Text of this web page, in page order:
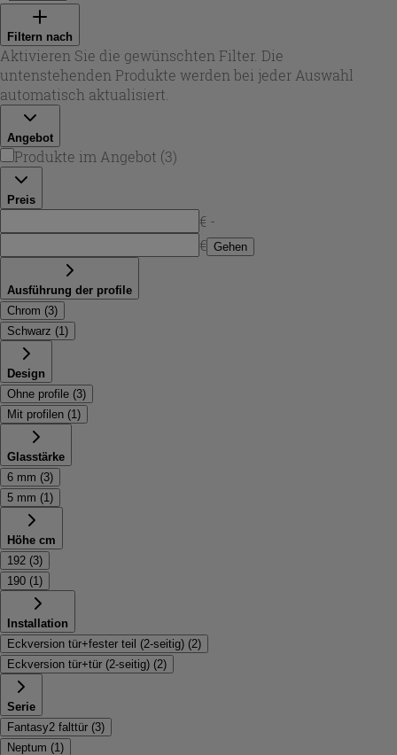
kompakte Grundrisse entwickelt wurden: Die Falttüren
lassen sich besonders praktisch bewegen und eignen sich
hervorragend, wenn vor der Dusche wenig
Bewegungsraum bleibt. Je nach Ausführung sind die
Elemente umkehrbar montierbar, sodass du die
Öffnungsrichtung flexibel an dein Bad anpassen kannst.
Filtern nach
Aktivieren Sie die gewünschten Filter. Die
untenstehenden Produkte werden bei jeder Auswahl
automatisch aktualisiert.
Angebot
Produkte im Angebot (3)
Preis
€ -
€ Gehen
Ausführung der profile
Chrom (3)
Schwarz (1 )
Design
Ohne profile (3)
Mit profilen (1 )
Glasstärke
6 mm (3)
5 mm (1 )
Höhe cm
192 (3)
190 (1 )
Installation
Eckversion tür+fester teil (2-seitig) (2)
Eckversion tür+tür (2-seitig) (2)
Serie
Fantasy2 falttür (3)
Neptum (1 )